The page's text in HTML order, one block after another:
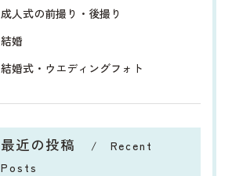
成人式の前撮り・後撮り
結婚
結婚式・ウエディングフォト
最近の投稿
Recent
Posts